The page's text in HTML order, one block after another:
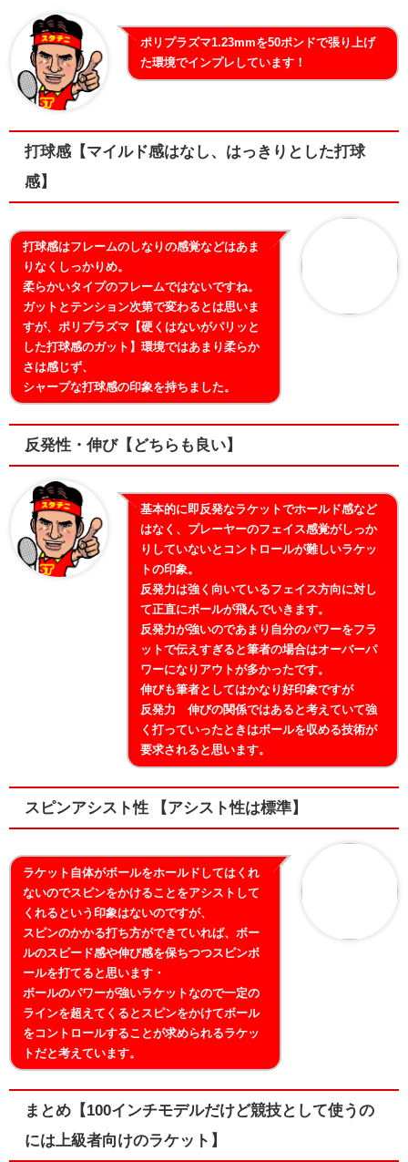
ポリプラズマ1.23mmを50ポンドで張り上げ
た環境でインプレしています！
打球感【マイルド感はなし、はっきりとした打球
感】
打球感はフレームのしなりの感覚などはあま
りなくしっかりめ。
柔らかいタイプのフレームではないですね。
ガットとテンション次第で変わるとは思いま
すが、ポリプラズマ【硬くはないがパリッと
した打球感のガット】環境ではあまり柔らか
さは感じず、
シャープな打球感の印象を持ちました。
反発性・伸び【どちらも良い】
基本的に即反発なラケットでホールド感など
はなく、プレーヤーのフェイス感覚がしっか
りしていないとコントロールが難しいラケッ
トの印象。
反発力は強く向いているフェイス方向に対し
て正直にボールが飛んでいきます。
反発力が強いのであまり自分のパワーをフラ
ットで伝えすぎると筆者の場合はオーバーパ
ワーになりアウトが多かったです。
伸びも筆者としてはかなり好印象ですが
反発力 伸びの関係ではあると考えていて強
く打っていったときはボールを収める技術が
要求されると思います。
スピンアシスト性 【アシスト性は標準】
ラケット自体がボールをホールドしてはくれ
ないのでスピンをかけることをアシストして
くれるという印象はないのですが、
スピンのかかる打ち方ができていれば、ボー
ルのスピード感や伸び感を保ちつつスピンボ
ールを打てると思います・
ボールのパワーが強いラケットなので一定の
ラインを超えてくるとスピンをかけてボール
をコントロールすることが求められるラケッ
トだと考えています。
まとめ【100インチモデルだけど競技として使うの
には上級者向けのラケット】